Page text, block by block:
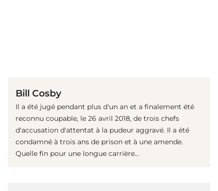
Bill Cosby
Il a été jugé pendant plus d'un an et a finalement été
reconnu coupable, le 26 avril 2018, de trois chefs
d'accusation d'attentat à la pudeur aggravé. Il a été
condamné à trois ans de prison et à une amende.
Quelle fin pour une longue carrière...